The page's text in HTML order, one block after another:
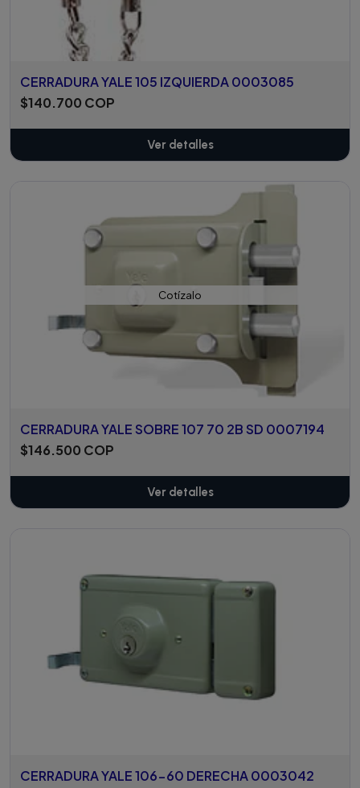
CERRADURA YALE 105 IZQUIERDA 0003085
$140.700 COP
Ver detalles
Cotízalo
CERRADURA YALE SOBRE 107 70 2B SD 0007194
$146.500 COP
Ver detalles
CERRADURA YALE 106-60 DERECHA 0003042